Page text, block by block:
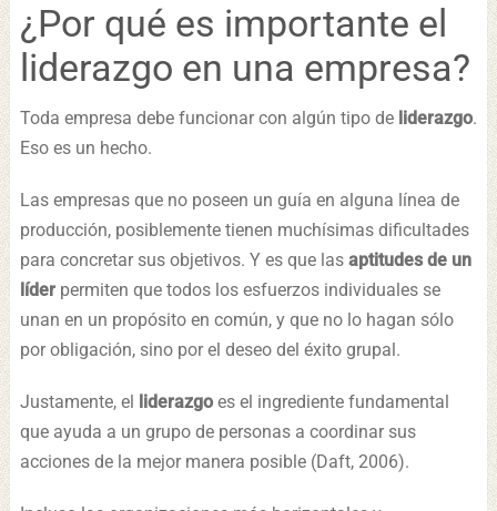
¿Por qué es importante el
liderazgo en una empresa?
Toda empresa debe funcionar con algún tipo de liderazgo.
Eso es un hecho.
Las empresas que no poseen un guía en alguna línea de
producción, posiblemente tienen muchísimas dificultades
para concretar sus objetivos. Y es que las aptitudes de un
líderpermiten que todos los esfuerzos individuales se
unan en un propósito en común, y que no lo hagan sólo
por obligación, sino por el deseo del éxito grupal.
Justamente, el liderazgo es el ingrediente fundamental
que ayuda a un grupo de personas a coordinar sus
acciones de la mejor manera posible (Daft, 2006).